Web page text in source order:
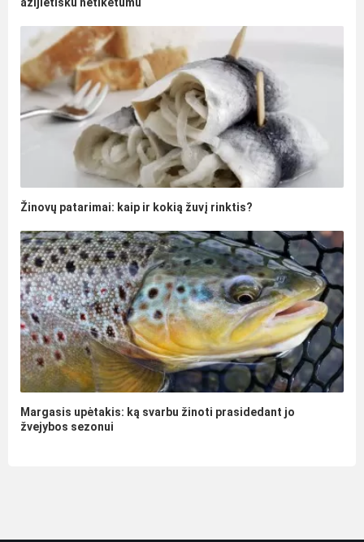
azijietišku netikėtumu
Žinovų patarimai: kaip ir kokią žuvį rinktis?
Margasis upėtakis: ką svarbu žinoti prasidedant jo
žvejybos sezonui